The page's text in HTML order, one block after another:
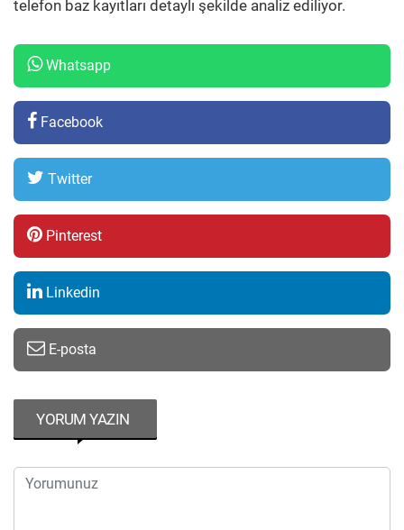
telefon baz kayıtları detaylı şekilde analiz ediliyor.
Whatsapp
Facebook
Twitter
Pinterest
Linkedin
E-posta
YORUM YAZIN